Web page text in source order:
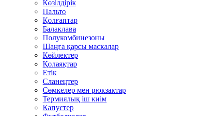
Көзілдірік
Пальто
Қолғаптар
Балаклава
Полукомбинезоны
Шаңға қарсы маскалар
Көйлектер
Қолаяқтар
Етік
Сланецтер
Сөмкелер мен рюкзактар
Термиялық іш киім
Капустер